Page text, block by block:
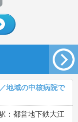
地域の中核病院で
：都営地下鉄大江